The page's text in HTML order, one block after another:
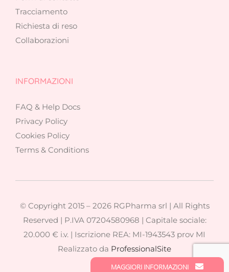
Tracciamento
Richiesta di reso
Collaborazioni
INFORMAZIONI
FAQ & Help Docs
Privacy Policy
Cookies Policy
Terms & Conditions
© Copyright 2015 – 2026 RGPharma srl | All Rights
Reserved | P.IVA 07204580968 | Capitale sociale:
20.000 € i.v. | Iscrizione REA: MI-1943543 prov MI
Realizzato da ProfessionalSite
MAGGIORI INFORMAZIONI